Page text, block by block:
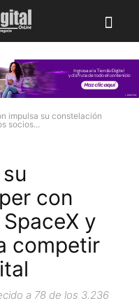
impulsa su constelación
socios...
con
y
competir
a 78 de los 3.236